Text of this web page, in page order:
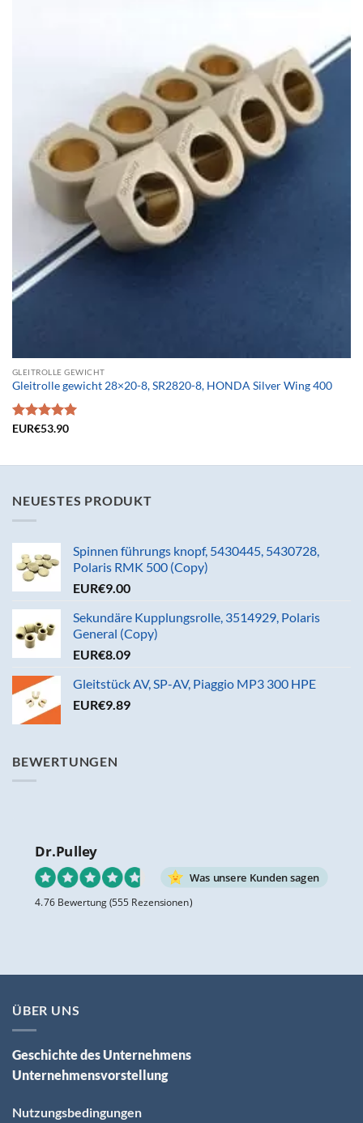
GLEITROLLE GEWICHT
Gleitrolle gewicht 28×20-8, SR2820-8, HONDA Silver Wing 400
Bewertet
EUR€53.90
NEUESTES PRODUKT
Spinnen führungs knopf, 5430445, 5430728,
Polaris RMK 500 (Copy)
EUR€9.00
Sekundäre Kupplungsrolle, 3514929, Polaris
General (Copy)
EUR€8.09
Gleitstück AV, SP-AV, Piaggio MP3 300 HPE
EUR€9.89
BEWERTUNGEN
Dr.Pulley
Was unsere Kunden sagen
4.76 Bewertung (555 Rezensionen)
ÜBER UNS
Geschichte des Unternehmens
Unternehmensvorstellung
Nutzungsbedingungen